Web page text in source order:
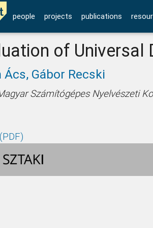
people projects publications
of Universal
Ács, Gábor Recski
Számítógépes Nyelvészeti